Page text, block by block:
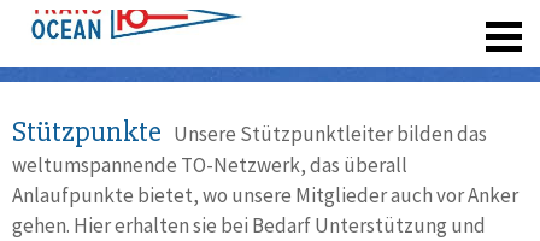
Stützpunkte Unsere Stützpunktleiter bilden das
weltumspannende TO-Netzwerk, das überall
Anlaufpunkte bietet, wo unsere Mitglieder auch vor Anker
gehen. Hier erhalten sie bei Bedarf Unterstützung und